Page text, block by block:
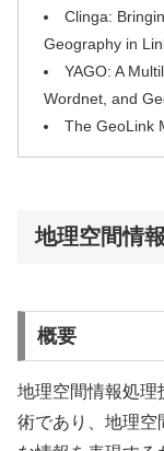
Clinga:
Geography in
YAGO: A
Wordnet, and
The GeoLink
地理空間情
概要
地理空間情報処理
術であり、地理空